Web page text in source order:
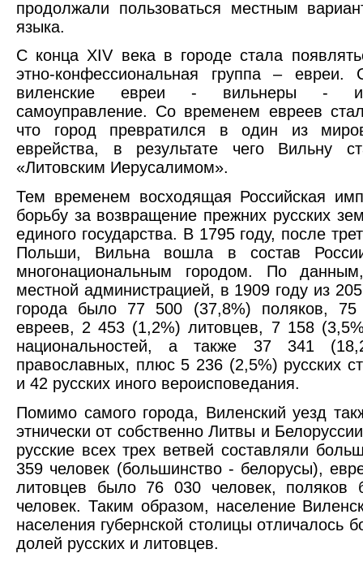
продолжали пользоваться местным
языка.
С конца XIV века в городе стала
этно-конфессиональная группа –
виленские евреи - вильнеры -
самоуправление. Со временем евреев
что город превратился в один из
еврейства, в результате чего Вильну
«Литовским Иерусалимом».
Тем временем восходящая Российская
борьбу за возвращение прежних русских
единого государства. В 1795 году, после
Польши, Вильна вошла в состав
многонациональным городом. По
местной администрацией, в 1909 году из
города было 77 500 (37,8%) поляков,
евреев, 2 453 (1,2%) литовцев, 7 158
национальностей, а также 37 341
православных, плюс 5 236 (2,5%) русских
и 42 русских иного вероисповедания.
Помимо самого города, Виленский уезд
этнически от собственно Литвы и
русские всех трех ветвей составляли
359 человек (большинство - белорусы),
литовцев было 76 030 человек, поляков
человек. Таким образом, население
населения губернской столицы отличалось
долей русских и литовцев.